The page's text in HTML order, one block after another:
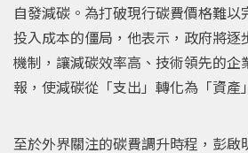
自發減碳。為打破現行碳費價格難
投入成本的僵局，他表示，政府將逐
機制，讓減碳效率高、技術領先的企
報，使減碳從「支出」轉化為「資產
至於外界關注的碳費調升時程，彭啟